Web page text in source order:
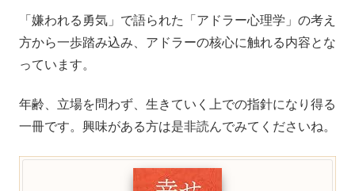
「嫌われる勇気」で語られた「アドラー心理学」の考え
方から一歩踏み込み、アドラーの核心に触れる内容とな
っています。
年齢、立場を問わず、生きていく上での指針になり得る
一冊です。興味がある方は是非読んでみてくださいね。